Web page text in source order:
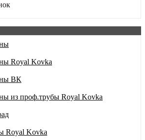
Royal Kovka
ВК
из проф.трубы Royal Kovka
Royal Kovka